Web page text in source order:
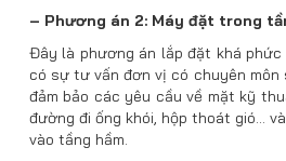
– Phương án 2: Máy đặt trong
Đây là phương án lắp đặt khá
có sự tư vấn đơn vị có chuyên môn
đảm bảo các yêu cầu về mặt kỹ
đường đi ống khói, hộp thoát gió…
vào tầng hầm.